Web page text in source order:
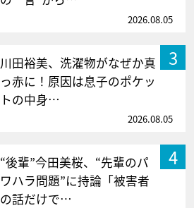
2026.08.05
3
川田裕美、洗濯物がなぜか真
っ赤に！原因は息子のポケッ
トの中身…
2026.08.05
4
“後輩”今田美桜、“先輩のパ
ワハラ問題”に持論「被害者
の話だけで…